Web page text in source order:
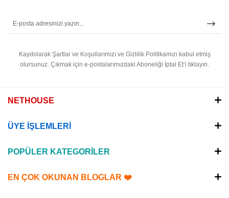
Kaydolarak Şartlar ve Koşullarımızı ve Gizlilik Politikamızı kabul etmiş
olursunuz. Çıkmak için e-postalarımızdaki Aboneliği İptal Et’i tıklayın.
NETHOUSE
ÜYE İŞLEMLERİ
POPÜLER KATEGORİLER
EN ÇOK OKUNAN BLOGLAR ❤️